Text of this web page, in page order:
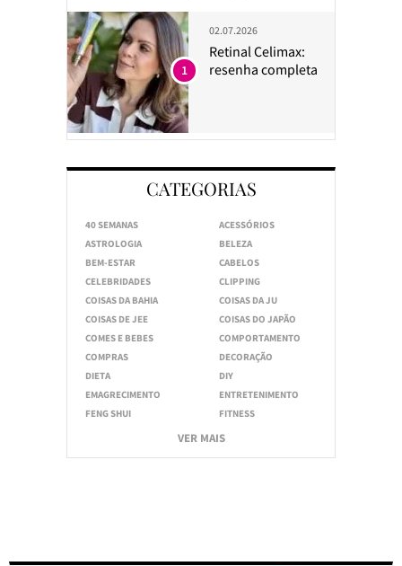
02.07.2026
Retinal Celimax:
resenha completa
1
CATEGORIAS
40 SEMANAS
ACESSÓRIOS
ASTROLOGIA
BELEZA
BEM-ESTAR
CABELOS
CELEBRIDADES
CLIPPING
COISAS DA BAHIA
COISAS DA JU
COISAS DE JEE
COISAS DO JAPÃO
COMES E BEBES
COMPORTAMENTO
COMPRAS
DECORAÇÃO
DIETA
DIY
EMAGRECIMENTO
ENTRETENIMENTO
FENG SHUI
FITNESS
VER MAIS